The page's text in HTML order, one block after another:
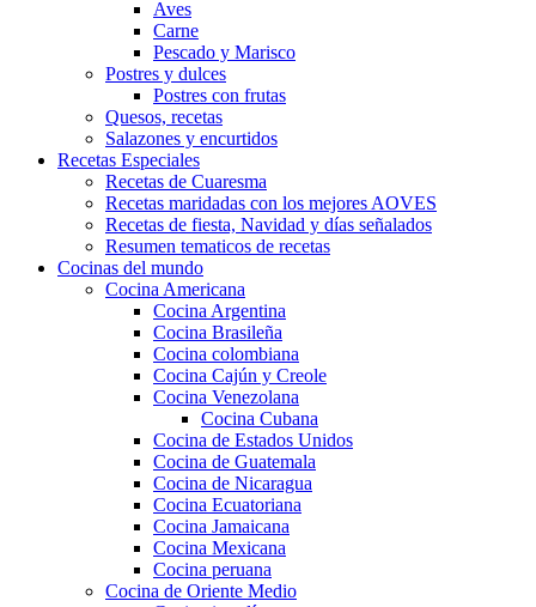
Aves
Carne
Pescado y Marisco
Postres y dulces
Postres con frutas
Quesos, recetas
Salazones y encurtidos
Recetas Especiales
Recetas de Cuaresma
Recetas maridadas con los mejores AOVES
Recetas de fiesta, Navidad y días señalados
Resumen tematicos de recetas
Cocinas del mundo
Cocina Americana
Cocina Argentina
Cocina Brasileña
Cocina colombiana
Cocina Cajún y Creole
Cocina Venezolana
Cocina Cubana
Cocina de Estados Unidos
Cocina de Guatemala
Cocina de Nicaragua
Cocina Ecuatoriana
Cocina Jamaicana
Cocina Mexicana
Cocina peruana
Cocina de Oriente Medio